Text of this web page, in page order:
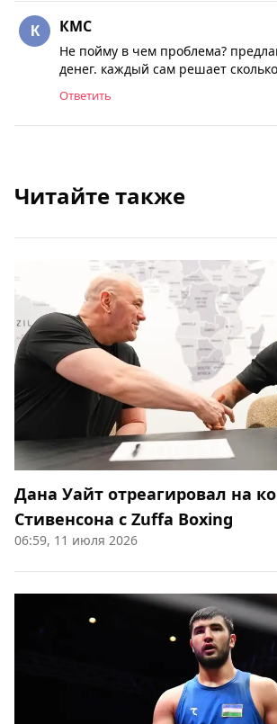
КМС
Не пойму в чем проблема?
денег. каждый сам решает
Ответить
Читайте также
Дана Уайт отреагировал на
Стивенсона с Zuffa Boxing
06:59, 11 июля 2026